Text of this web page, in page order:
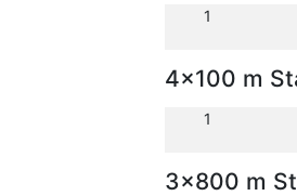
1
4x100 m
1
3x800 m